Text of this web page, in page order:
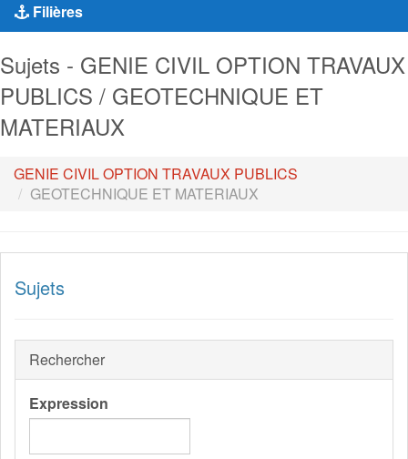
Filières
Sujets - GENIE CIVIL OPTION TRAVAUX
PUBLICS / GEOTECHNIQUE ET
MATERIAUX
GENIE CIVIL OPTION TRAVAUX PUBLICS
GEOTECHNIQUE ET MATERIAUX
Sujets
Rechercher
Expression